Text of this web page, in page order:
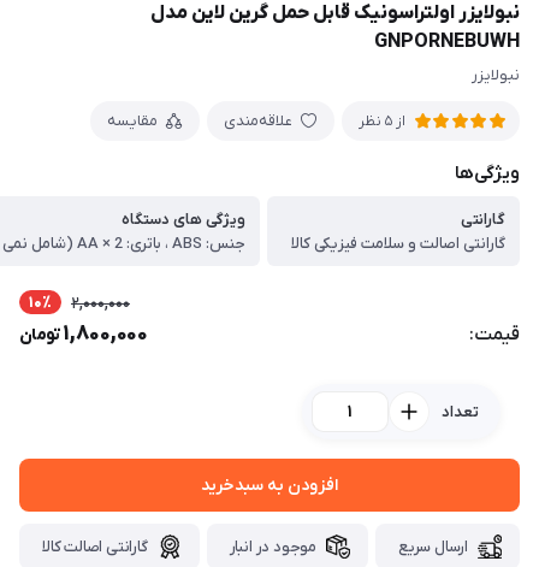
نبولایزر اولتراسونیک قابل حمل گرین لاین مدل
GNPORNEBUWH
نبولایزر
از 5 نظر علاقه‌مندی مقایسه
ویژگی‌ها
گارانتی
گارانتی اصالت و سلامت فیزیکی کالا
ویژگی های دستگاه
قیمت:
2,000,000 10٪
1,800,000تومان
تعداد
افزودن به سبدخرید
ارسال سریع موجود در انبار گارانتی اصالت کالا